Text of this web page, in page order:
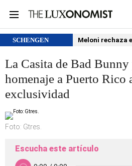
SCHENGEN Meloni rechaza
La Casita de Bad Bunny
homenaje a Puerto Rico
exclusividad
Foto: Gtres.
Escucha este artículo